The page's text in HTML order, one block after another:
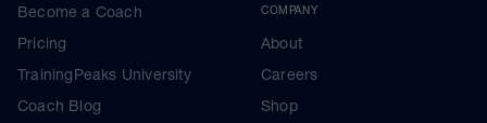
Become a Coach
Pricing
TrainingPeaks University
Coach Blog
COMPANY
About
Careers
Shop